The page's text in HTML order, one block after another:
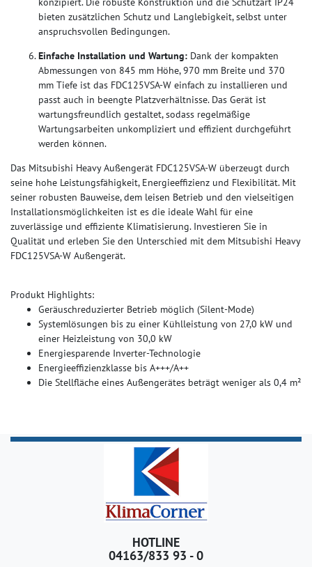
bieten zusätzlichen Schutz und Langlebigkeit, selbst unter
anspruchsvollen Bedingungen.
Einfache Installation und Wartung: Dank der kompakten
Abmessungen von 845 mm Höhe, 970 mm Breite und 370
mm Tiefe ist das FDC125VSA-W einfach zu installieren und
passt auch in beengte Platzverhältnisse. Das Gerät ist
wartungsfreundlich gestaltet, sodass regelmäßige
Wartungsarbeiten unkompliziert und effizient durchgeführt
werden können.
Das Mitsubishi Heavy Außengerät FDC125VSA-W überzeugt durch
seine hohe Leistungsfähigkeit, Energieeffizienz und Flexibilität. Mit
seiner robusten Bauweise, dem leisen Betrieb und den vielseitigen
Installationsmöglichkeiten ist es die ideale Wahl für eine
zuverlässige und effiziente Klimatisierung. Investieren Sie in
Qualität und erleben Sie den Unterschied mit dem Mitsubishi Heavy
FDC125VSA-W Außengerät.
Produkt Highlights:
Geräuschreduzierter Betrieb möglich (Silent-Mode)
Systemlösungen bis zu einer Kühlleistung von 27,0 kW und
einer Heizleistung von 30,0 kW
Energiesparende Inverter-Technologie
Energieeffizienzklasse bis A+++/A++
Die Stellfläche eines Außengerätes beträgt weniger als 0,4 m²
HOTLINE
04163/833 93 - 0